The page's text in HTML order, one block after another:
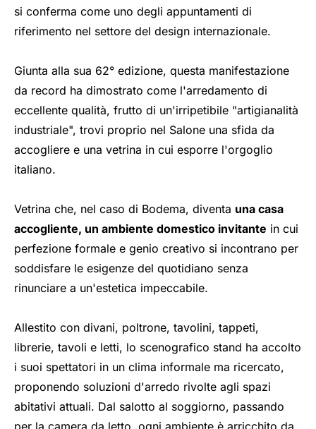
si conferma come uno degli appuntamenti di
riferimento nel settore del design internazionale.
Giunta alla sua 62° edizione, questa manifestazione
da record ha dimostrato come l'arredamento di
eccellente qualità, frutto di un'irripetibile "artigianalità
industriale", trovi proprio nel Salone una sfida da
accogliere e una vetrina in cui esporre l'orgoglio
italiano.
Vetrina che, nel caso di Bodema, diventa una casa
accogliente, un ambiente domestico invitante in cui
perfezione formale e genio creativo si incontrano per
soddisfare le esigenze del quotidiano senza
rinunciare a un'estetica impeccabile.
Allestito con divani, poltrone, tavolini, tappeti,
librerie, tavoli e letti, lo scenografico stand ha accolto
i suoi spettatori in un clima informale ma ricercato,
proponendo soluzioni d'arredo rivolte agli spazi
abitativi attuali. Dal salotto al soggiorno, passando